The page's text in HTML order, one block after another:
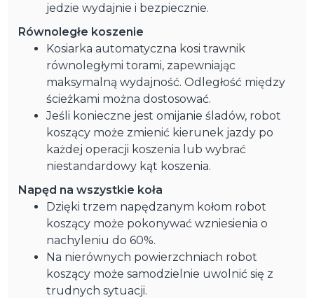
jedzie wydajnie i bezpiecznie.
Równoległe koszenie
Kosiarka automatyczna kosi trawnik
równoległymi torami, zapewniając
maksymalną wydajność. Odległość między
ścieżkami można dostosować.
Jeśli konieczne jest omijanie śladów, robot
koszący może zmienić kierunek jazdy po
każdej operacji koszenia lub wybrać
niestandardowy kąt koszenia.
Napęd na wszystkie koła
Dzięki trzem napędzanym kołom robot
koszący może pokonywać wzniesienia o
nachyleniu do 60%.
Na nierównych powierzchniach robot
koszący może samodzielnie uwolnić się z
trudnych sytuacji.